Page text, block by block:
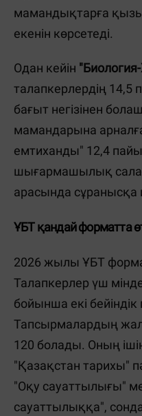
мамандықтарға
екенін көрсетеді.
Одан кейін
талапкерлердің 14,5
бағыт негізінен
мамандарына
емтиханды" 12,4
шығармашылық
арасында сұранысқа
ҰБТ қандай форматта
2026 жылы ҰБТ
Талапкерлер үш
бойынша екі
Тапсырмалардың
120 болады. Оның
"Қазақстан тарихы"
"Оқу сауаттылығы"
сауаттылыққа",